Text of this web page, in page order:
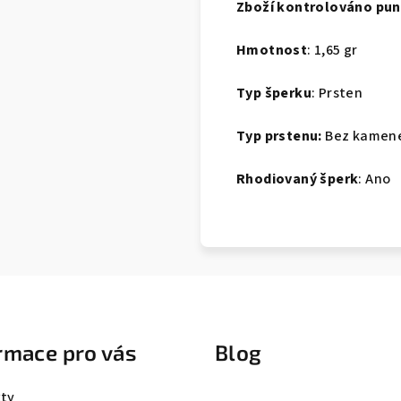
Zboží kontrolováno
Hmotnost: 1,65 gr
Typ šperku: Prsten
Typ prstenu: Bez
Rhodiovaný šperk: Ano
pro vás Blog